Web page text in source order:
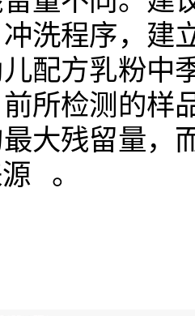
洗程序，建
配方乳粉中
所检测的样
大残留量，
。